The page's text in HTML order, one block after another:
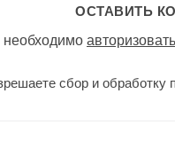
ОСТАВИТЬ
сбор и обработку